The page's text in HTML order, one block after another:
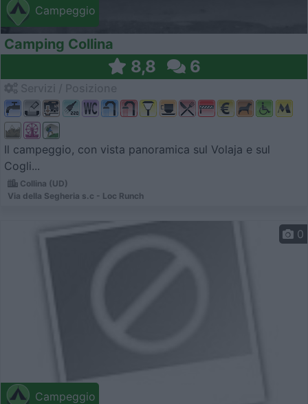
Campeggio
Camping Collina
8,8 6
Il campeggio, con vista panoramica sul Volaja e sul
Cogli...
Collina (UD)
Via della Segheria s.c - Loc Runch
Campeggio
0